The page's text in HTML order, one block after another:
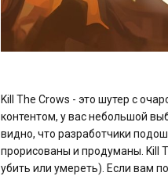
Kill The Crows - это шутер с
контентом, у вас небольшой
видно, что разработчики
прорисованы и продуманы. Kill
убить или умереть). Если вам